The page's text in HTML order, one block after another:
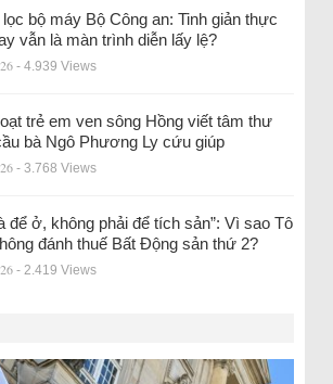
bộ máy Bộ Công an: Tinh giản thực
vẫn là màn trình diễn lấy lệ?
- 4.939 Views
trẻ em ven sông Hồng viết tâm thư
bà Ngô Phương Ly cứu giúp
- 3.768 Views
để ở, không phải để tích sản”: Vì sao Tô
đánh thuế Bất Động sản thứ 2?
- 2.419 Views